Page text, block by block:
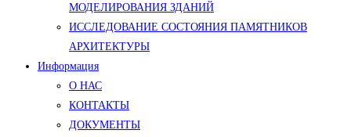
МОДЕЛИРОВАНИЯ ЗДАНИЙ
ИССЛЕДОВАНИЕ СОСТОЯНИЯ ПАМЯТНИКОВ
АРХИТЕКТУРЫ
Информация
О НАС
КОНТАКТЫ
ДОКУМЕНТЫ